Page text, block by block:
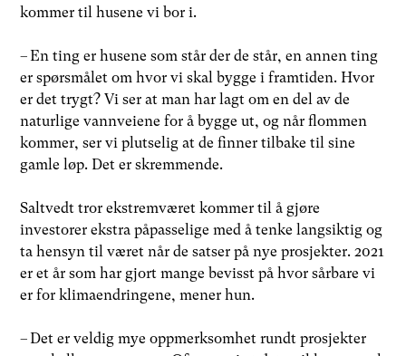
kommer til husene vi bor i.
– En ting er husene som står der de står, en annen ting
er spørsmålet om hvor vi skal bygge i framtiden. Hvor
er det trygt? Vi ser at man har lagt om en del av de
naturlige vannveiene for å bygge ut, og når flommen
kommer, ser vi plutselig at de finner tilbake til sine
gamle løp. Det er skremmende.
Saltvedt tror ekstremværet kommer til å gjøre
investorer ekstra påpasselige med å tenke langsiktig og
ta hensyn til været når de satser på nye prosjekter. 2021
er et år som har gjort mange bevisst på hvor sårbare vi
er for klimaendringene, mener hun.
– Det er veldig mye oppmerksomhet rundt prosjekter